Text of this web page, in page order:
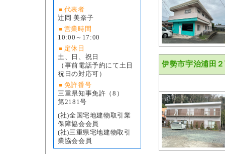
代表者
辻岡 美奈子
営業時間
10:00～17:00
定休日
土、日、祝日
（事前電話予約にて土日
祝日の対応可）
免許番号
三重県知事免許（8）
第2181号
(社)全国宅地建物取引業
保障協会会員
(社)三重県宅地建物取引
業協会会員
伊勢市宇治浦田